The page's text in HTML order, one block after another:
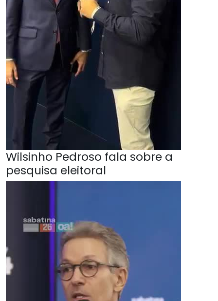
Wilsinho Pedroso fala sobre a
pesquisa eleitoral